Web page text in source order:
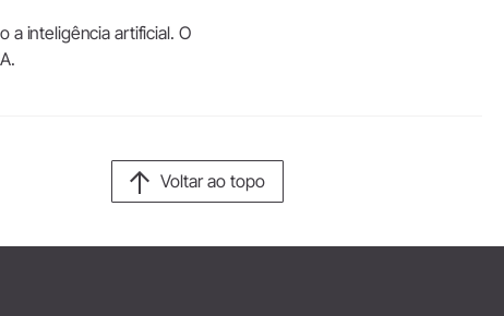
a inteligência artificial. O
Voltar ao topo